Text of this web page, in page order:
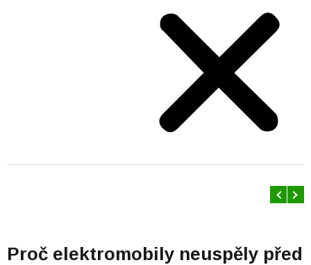
Proč elektromobily neuspěly před